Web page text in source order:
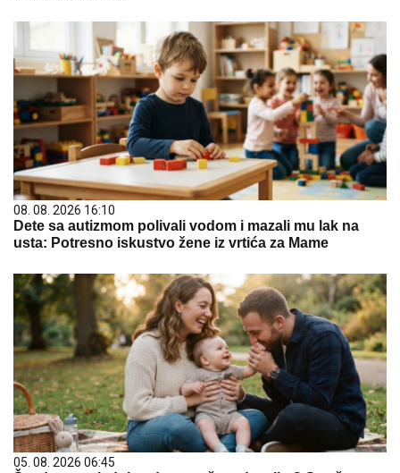
08. 08. 2026 16:10
Dete sa autizmom polivali vodom i mazali mu lak na
usta: Potresno iskustvo žene iz vrtića za Mame
05. 08. 2026 06:45